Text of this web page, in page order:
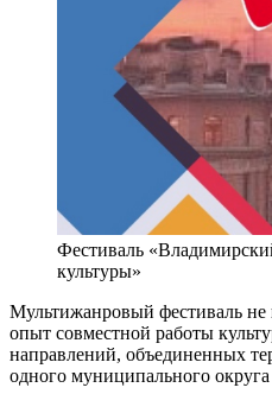
Фестиваль
культуры»
Мультижанровый фестиваль
опыт совместной работы
направлений, объединенных
одного муниципального